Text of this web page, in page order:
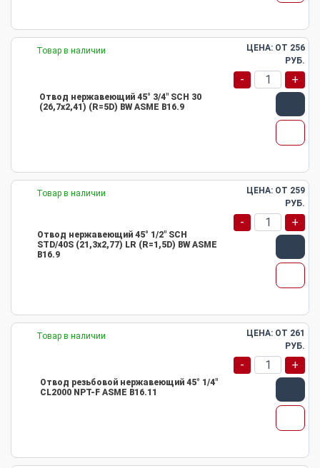
Товар в наличии
Отвод нержавеющий 45° 3/4" SCH 30
(26,7х2,41) (R=5D) BW ASME B16.9
ЦЕНА: ОТ 256
РУБ.
- +
Товар в наличии
Отвод нержавеющий 45° 1/2" SCH
STD/40S (21,3х2,77) LR (R=1,5D) BW ASME
B16.9
ЦЕНА: ОТ 259
РУБ.
- +
Товар в наличии
Отвод резьбовой нержавеющий 45° 1/4"
CL2000 NPT-F ASME B16.11
ЦЕНА: ОТ 261
РУБ.
- +